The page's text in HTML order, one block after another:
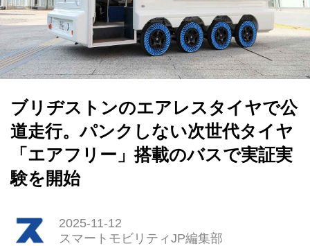
HOME
EV
電動バイク
ブリヂストンのエアレスタイヤで公
道走行。パンクしない次世代タイヤ
「エアフリー」搭載のバスで実証実
験を開始
2025-11-12
スマートモビリティJP編集部